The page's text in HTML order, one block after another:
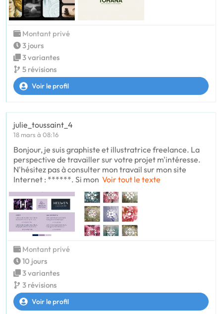
Montant privé
3 jours
3 variantes
5 révisions
Voir le profil
julie_toussaint_4
18 mars à 08:16
Bonjour, je suis graphiste et illustratrice freelance. La
perspective de travailler sur votre projet m'intéresse.
N'hésitez pas à consulter mon travail sur mon site
Internet : ******. Si mon Voir tout le texte
Montant privé
10 jours
3 variantes
3 révisions
Voir le profil